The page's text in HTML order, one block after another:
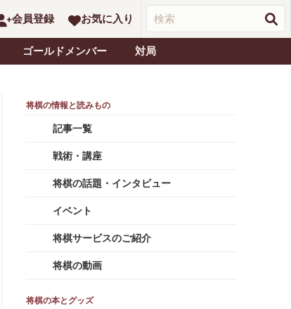
会員登録 お気に入り
ゴールドメンバー 対局
記事一覧
戦術・講座
将棋の話題・インタビュー
イベント
将棋サービスのご紹介
将棋の動画